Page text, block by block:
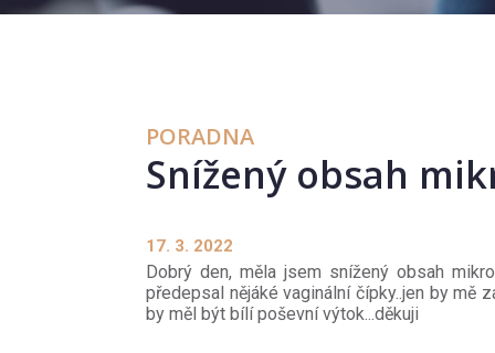
PORADNA
Snížený obsah
17. 3. 2022
Dobrý den, měla jsem snížený obsah
předepsal nějáké vaginální čípky..jen by mě
by měl být bílí poševní výtok...děkuji